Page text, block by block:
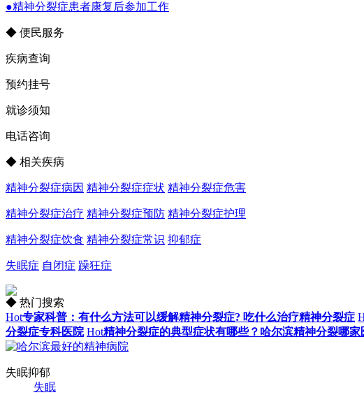
●精神分裂症患者康复后参加工作
◆ 便民服务
疾病查询
预约挂号
就诊须知
电话咨询
◆ 相关疾病
精神分裂症病因 精神分裂症症状 精神分裂症危害
精神分裂症治疗 精神分裂症预防 精神分裂症护理
精神分裂症饮食 精神分裂症常识 抑郁症
失眠症 自闭症 躁狂症
◆ 热门搜索
Hot专家科普：有什么方法可以缓解精神分裂症? 吃什么治疗精神分裂症
分裂症专科医院 Hot精神分裂症的典型症状有哪些？哈尔滨精神分裂哪家
失眠抑郁
失眠